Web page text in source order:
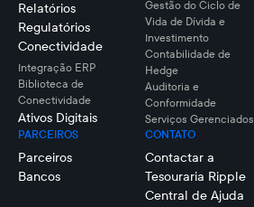
Relatórios
Regulatórios
Conectividade
Integração ERP
Biblioteca de
Conectividade
Ativos Digitais
PARCEIROS
Parceiros
Bancos
Gestão do Ciclo de
Vida de Dívida e
Investimento
Contabilidade de
Hedge
Auditoria e
Conformidade
Serviços Gerenciados
CONTATO
Contactar a
Tesouraria Ripple
Central de Ajuda